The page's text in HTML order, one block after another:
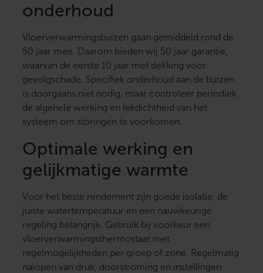
onderhoud
Vloerverwarmingsbuizen gaan gemiddeld rond de
50 jaar mee. Daarom bieden wij 50 jaar garantie,
waarvan de eerste 10 jaar met dekking voor
gevolgschade. Specifiek onderhoud aan de buizen
is doorgaans niet nodig, maar controleer periodiek
de algehele werking en lekdichtheid van het
systeem om storingen te voorkomen.
Optimale werking en
gelijkmatige warmte
Voor het beste rendement zijn goede isolatie, de
juiste watertemperatuur en een nauwkeurige
regeling belangrijk. Gebruik bij voorkeur een
vloerverwarmingsthermostaat met
regelmogelijkheden per groep of zone. Regelmatig
nalopen van druk, doorstroming en instellingen